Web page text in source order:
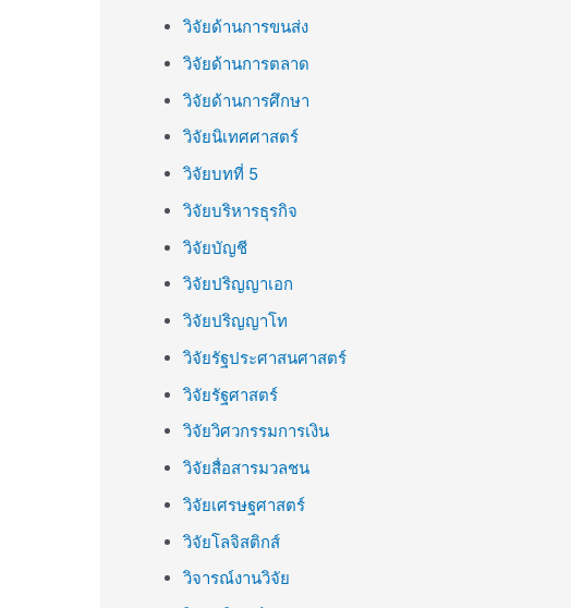
วิจัยด้านการขนส่ง
วิจัยด้านการตลาด
วิจัยด้านการศึกษา
วิจัยนิเทศศาสตร์
วิจัยบทที่ 5
วิจัยบริหารธุรกิจ
วิจัยบัญชี
วิจัยปริญญาเอก
วิจัยปริญญาโท
วิจัยรัฐประศาสนศาสตร์
วิจัยรัฐศาสตร์
วิจัยวิศวกรรมการเงิน
วิจัยสื่อสารมวลชน
วิจัยเศรษฐศาสตร์
วิจัยโลจิสติกส์
วิจารณ์งานวิจัย